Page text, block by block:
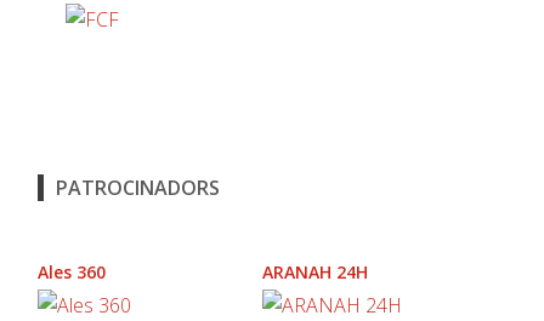
PATROCINADORS
Ales 360 ARANAH 24H